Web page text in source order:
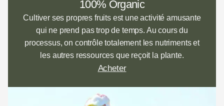
100% Organic
Cultiver ses propres fruits est une activité amusante
qui ne prend pas trop de temps. Au cours du
processus, on contrôle totalement les nutriments et
les autres ressources que reçoit la plante.
Acheter